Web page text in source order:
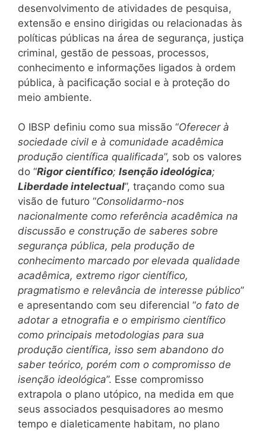
desenvolvimento de atividades de pesquisa,
extensão e ensino dirigidas ou relacionadas às
políticas públicas na área de segurança, justiça
criminal, gestão de pessoas, processos,
conhecimento e informações ligados à ordem
pública, à pacificação social e à proteção do
meio ambiente.
O IBSP definiu como sua missão “Oferecer à
sociedade civil e à comunidade acadêmica
produção científica qualificada”, sob os valores
do “Rigor científico; Isenção ideológica;
Liberdade intelectual”, traçando como sua
visão de futuro “Consolidarmo-nos
nacionalmente como referência acadêmica na
discussão e construção de saberes sobre
segurança pública, pela produção de
conhecimento marcado por elevada qualidade
acadêmica, extremo rigor científico,
pragmatismo e relevância de interesse público”
e apresentando com seu diferencial “o fato de
adotar a etnografia e o empirismo científico
como principais metodologias para sua
produção científica, isso sem abandono do
saber teórico, porém com o compromisso de
isenção ideológica”. Esse compromisso
extrapola o plano utópico, na medida em que
seus associados pesquisadores ao mesmo
tempo e dialeticamente habitam, no plano